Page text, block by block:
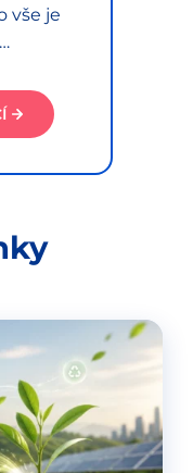
vše je